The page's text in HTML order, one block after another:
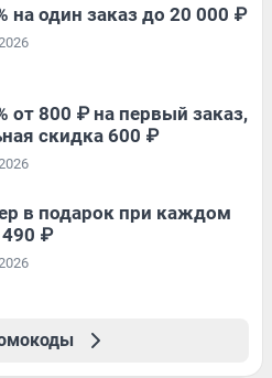
на один заказ до 20 000 ₽
от 800 ₽ на первый заказ,
скидка 600 ₽
в подарок при каждом
₽